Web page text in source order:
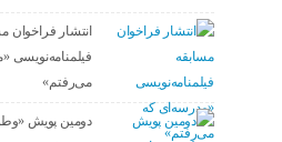
انتشار فراخوان
فیلمنامه‌نویسی
می‌رفتم»
دومین پویش